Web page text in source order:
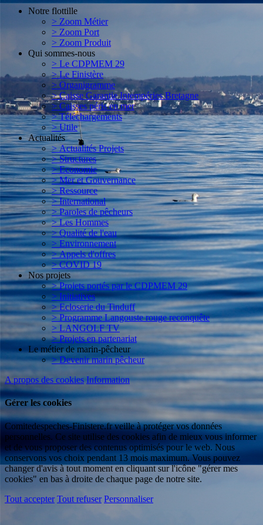
Notre flottille
> Zoom Métier
> Zoom Port
> Zoom Produit
Qui sommes-nous
> Le CDPMEM 29
> Le Finistère
> Organigramme
> Caisse Garantie Intempéries Bretagne
> Caisses péris en mer
> Téléchargements
> Utile
Actualités
> Actualités Projets
> Structures
> Economie
> Mer et Gouvernance
> Ressource
> International
> Paroles de pêcheurs
> Les Hommes
> Qualité de l'eau
> Environnement
> Appels d'offres
> COVID 19
Nos projets
> Projets portés par le CDPMEM 29
> Initiatives
> Ecloserie du Tinduff
> Programme Langouste rouge reconquête
> LANGOLF TV
> Projets en partenariat
Le métier de marin-pêcheur
> Devenir marin pêcheur
A propos des cookies Information
Gérer les cookies
Comitedespeches-Finistere.fr veille à protéger vos données
personnelles. Ce site utilise des cookies afin de mieux vous informer
et de vous proposer des contenus optimisés pour le web. Nous
conservons vos choix pendant 13 mois maximum. Vous pouvez
changer d'avis à tout moment en cliquant sur l'icône "gérer mes
cookies" en bas à droite de chaque page de notre site.
Tout accepter Tout refuser Personnaliser